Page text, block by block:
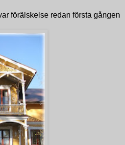
förälskelse redan första gången